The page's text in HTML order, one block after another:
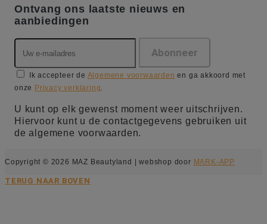
Ontvang ons laatste nieuws en
aanbiedingen
Ik accepteer de Algemene voorwaarden en ga akkoord met
onze Privacy verklaring.
U kunt op elk gewenst moment weer uitschrijven.
Hiervoor kunt u de contactgegevens gebruiken uit
de algemene voorwaarden.
Copyright © 2026 MAZ Beautyland | webshop door MARK-APP
TERUG NAAR BOVEN